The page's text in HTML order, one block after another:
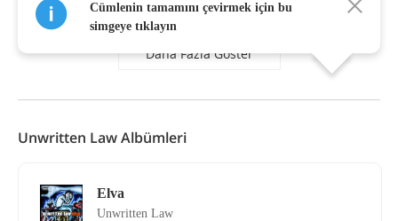
Daha Fazla Göster
Cümlenin tamamını çevirmek için bu
simgeye tıklayın
Unwritten Law Albümleri
Elva
Unwritten Law